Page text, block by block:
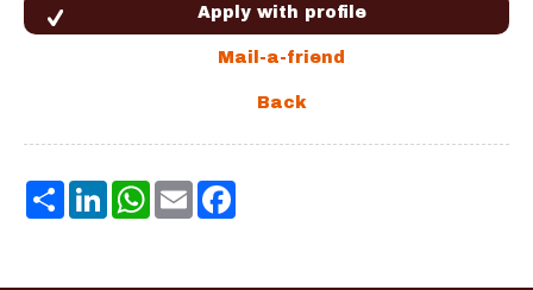
Share LinkedInWhatsApp
Email